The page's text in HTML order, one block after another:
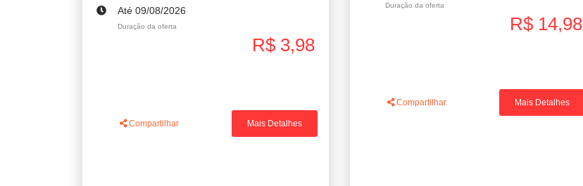
Até 09/08/2026
Duração da oferta
R$ 3,98
Compartilhar Mais Detalhes
Duração da oferta
R$ 14,98
Compartilhar Mais Detalhes